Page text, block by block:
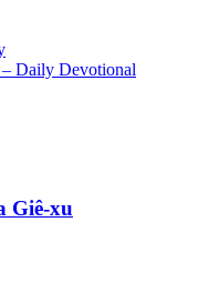
Daily Devotional
Giê-xu